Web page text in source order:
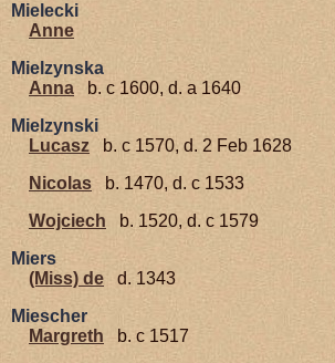
Mielecki
Anne
Mielzynska
Anna
b. c 1600, d. a 1640
Mielzynski
Lucasz
b. c 1570, d. 2 Feb 1628
Nicolas
b. 1470, d. c 1533
Wojciech
b. 1520, d. c 1579
Miers
(Miss) de
d. 1343
Miescher
Margreth
b. c 1517